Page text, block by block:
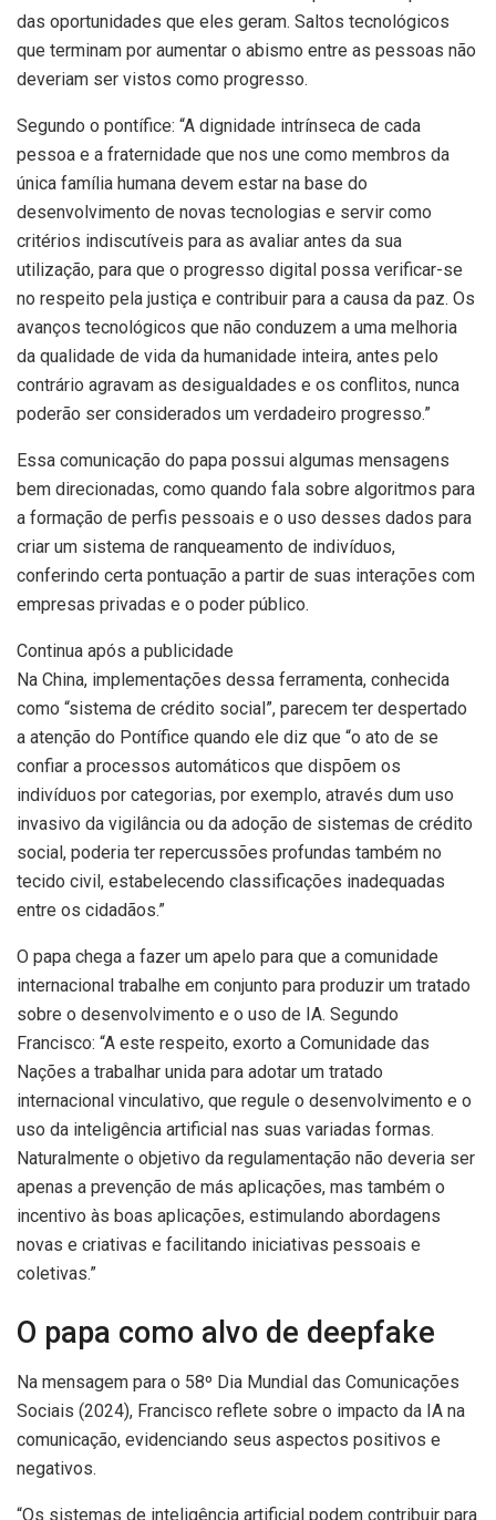
das oportunidades que eles geram. Saltos tecnológicos
que terminam por aumentar o abismo entre as pessoas não
deveriam ser vistos como progresso.
Segundo o pontífice: “A dignidade intrínseca de cada
pessoa e a fraternidade que nos une como membros da
única família humana devem estar na base do
desenvolvimento de novas tecnologias e servir como
critérios indiscutíveis para as avaliar antes da sua
utilização, para que o progresso digital possa verificar-se
no respeito pela justiça e contribuir para a causa da paz. Os
avanços tecnológicos que não conduzem a uma melhoria
da qualidade de vida da humanidade inteira, antes pelo
contrário agravam as desigualdades e os conflitos, nunca
poderão ser considerados um verdadeiro progresso.”
Essa comunicação do papa possui algumas mensagens
bem direcionadas, como quando fala sobre algoritmos para
a formação de perfis pessoais e o uso desses dados para
criar um sistema de ranqueamento de indivíduos,
conferindo certa pontuação a partir de suas interações com
empresas privadas e o poder público.
Continua após a publicidade
Na China, implementações dessa ferramenta, conhecida
como “sistema de crédito social”, parecem ter despertado
a atenção do Pontífice quando ele diz que “o ato de se
confiar a processos automáticos que dispõem os
indivíduos por categorias, por exemplo, através dum uso
invasivo da vigilância ou da adoção de sistemas de crédito
social, poderia ter repercussões profundas também no
tecido civil, estabelecendo classificações inadequadas
entre os cidadãos.”
O papa chega a fazer um apelo para que a comunidade
internacional trabalhe em conjunto para produzir um tratado
sobre o desenvolvimento e o uso de IA. Segundo
Francisco: “A este respeito, exorto a Comunidade das
Nações a trabalhar unida para adotar um tratado
internacional vinculativo, que regule o desenvolvimento e o
uso da inteligência artificial nas suas variadas formas.
Naturalmente o objetivo da regulamentação não deveria ser
apenas a prevenção de más aplicações, mas também o
incentivo às boas aplicações, estimulando abordagens
novas e criativas e facilitando iniciativas pessoais e
coletivas.”
O papa como alvo de deepfake
Na mensagem para o 58º Dia Mundial das Comunicações
Sociais (2024), Francisco reflete sobre o impacto da IA na
comunicação, evidenciando seus aspectos positivos e
negativos.
“Os sistemas de inteligência artificial podem contribuir para